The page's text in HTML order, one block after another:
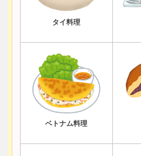
タイ料理
ベトナム料理